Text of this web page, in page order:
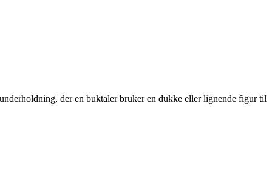
der en buktaler bruker en dukke eller lignende figur til